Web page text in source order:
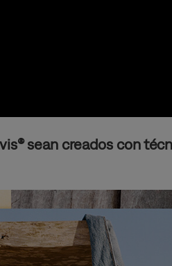
sean creados con